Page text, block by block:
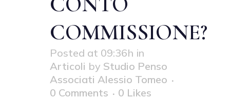
COMMISSIONE?
Posted at 09:36h in
Articoli by Studio Penso
Associati Alessio Tomeo
0 Comments
0 Likes